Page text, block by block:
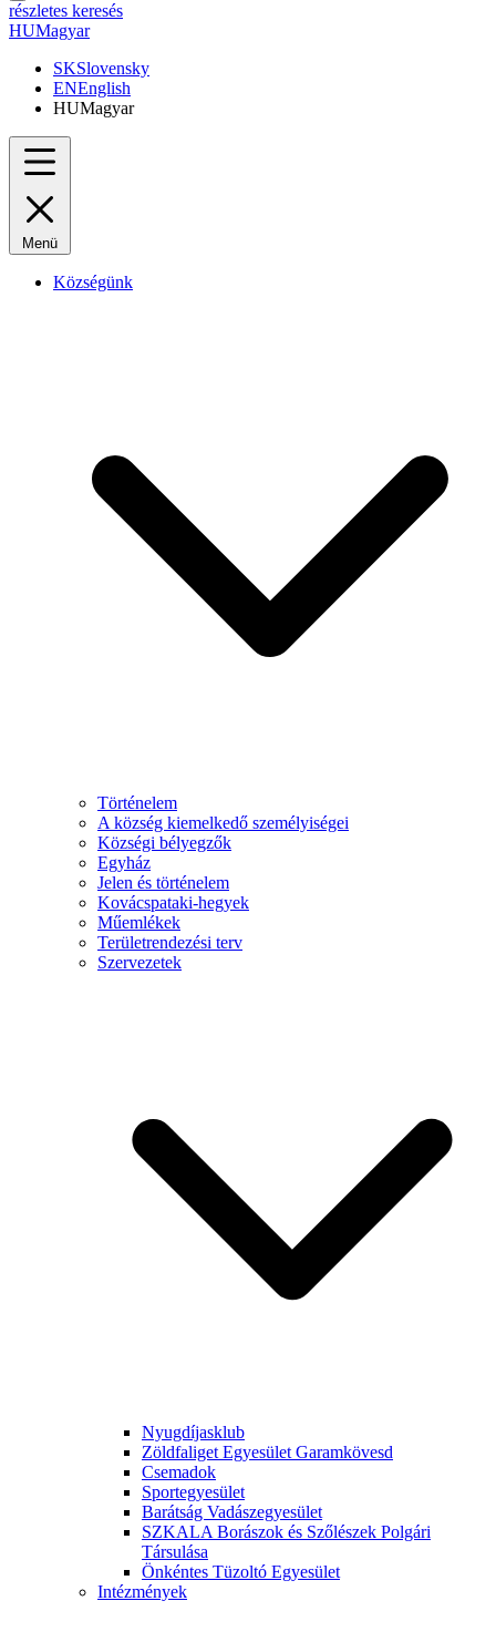
részletes keresés
HUMagyar
SKSlovensky
ENEnglish
HUMagyar
Menü
Községünk
Történelem
A község kiemelkedő személyiségei
Községi bélyegzők
Egyház
Jelen és történelem
Kovácspataki-hegyek
Műemlékek
Területrendezési terv
Szervezetek
Nyugdíjasklub
Zöldfaliget Egyesület Garamkövesd
Csemadok
Sportegyesület
Barátság Vadászegyesület
SZKALA Borászok és Szőlészek Polgári
Társulása
Önkéntes Tüzoltó Egyesület
Intézmények